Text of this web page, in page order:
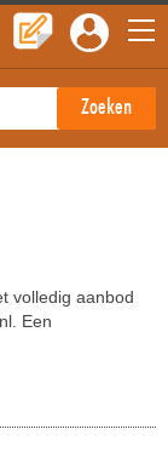
volledig aanbod
Een